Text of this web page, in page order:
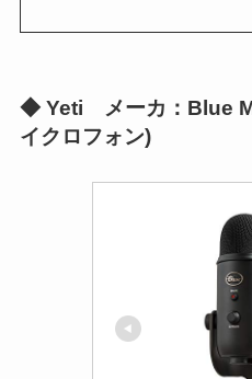
◆ Yeti メーカ：Blue
イクロフォン)